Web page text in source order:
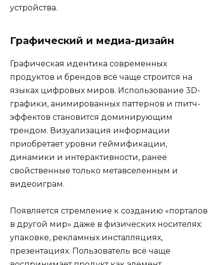
устройства.
Графический и медиа-дизайн
Графическая идентика современных
продуктов и брендов всё чаще строится на
языках цифровых миров. Использование 3D-
графики, анимированных паттернов и глитч-
эффектов становится доминирующим
трендом. Визуализация информации
приобретает уровни геймификации,
динамики и интерактивности, ранее
свойственные только метавселенным и
видеоиграм.
Появляется стремление к созданию «порталов
в другой мир» даже в физических носителях:
упаковке, рекламных инсталляциях,
презентациях. Пользователь всё чаще